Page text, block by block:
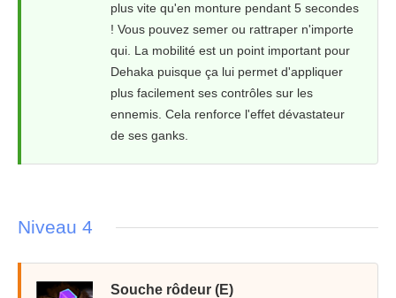
plus vite qu'en monture pendant 5 secondes
! Vous pouvez semer ou rattraper n'importe
qui. La mobilité est un point important pour
Dehaka puisque ça lui permet d'appliquer
plus facilement ses contrôles sur les
ennemis. Cela renforce l'effet dévastateur
de ses ganks.
Niveau 4
Souche rôdeur (E)